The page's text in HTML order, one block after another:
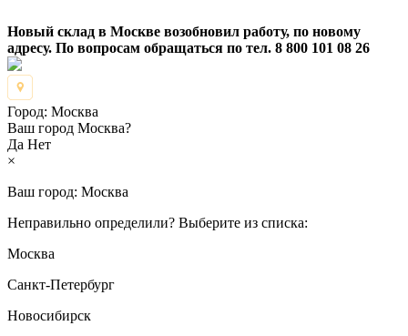
Новый склад в Москве возобновил работу, по новому
адресу. По вопросам обращаться по тел. 8 800 101 08 26
Город: Москва
Ваш город Москва?
Да Нет
×
Ваш город: Москва
Неправильно определили? Выберите из списка:
Москва
Санкт-Петербург
Новосибирск